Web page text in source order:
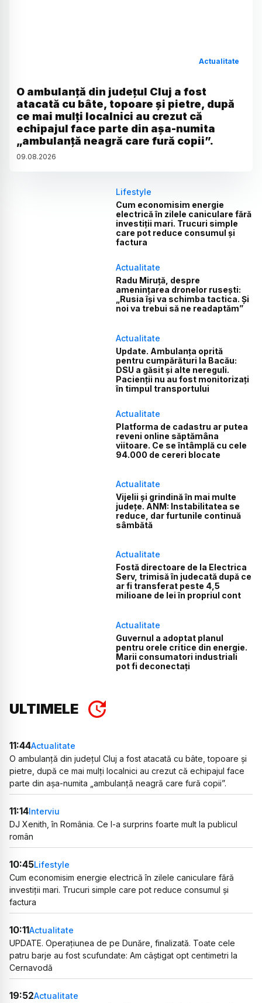
Actualitate
O ambulanță din județul Cluj a fost
atacată cu bâte, topoare și pietre, după
ce mai mulți localnici au crezut că
echipajul face parte din așa-numita
„ambulanță neagră care fură copii”.
09.08.2026
Lifestyle
Cum economisim energie
electrică în zilele caniculare fără
investiții mari. Trucuri simple
care pot reduce consumul și
factura
Actualitate
Radu Miruță, despre
amenințarea dronelor rusești:
„Rusia își va schimba tactica. Și
noi va trebui să ne readaptăm”
Actualitate
Update. Ambulanța oprită
pentru cumpărături la Bacău:
DSU a găsit și alte nereguli.
Pacienții nu au fost monitorizați
în timpul transportului
Actualitate
Platforma de cadastru ar putea
reveni online săptămâna
viitoare. Ce se întâmplă cu cele
94.000 de cereri blocate
Actualitate
Vijelii și grindină în mai multe
județe. ANM: Instabilitatea se
reduce, dar furtunile continuă
sâmbătă
Actualitate
Fostă directoare de la Electrica
Serv, trimisă în judecată după ce
ar fi transferat peste 4,5
milioane de lei în propriul cont
Actualitate
Guvernul a adoptat planul
pentru orele critice din energie.
Marii consumatori industriali
pot fi deconectați
ULTIMELE
11:44Actualitate
O ambulanță din județul Cluj a fost atacată cu bâte, topoare și
pietre, după ce mai mulți localnici au crezut că echipajul face
parte din așa-numita „ambulanță neagră care fură copii”.
11:14Interviu
DJ Xenith, în România. Ce l-a surprins foarte mult la publicul
român
10:45Lifestyle
Cum economisim energie electrică în zilele caniculare fără
investiții mari. Trucuri simple care pot reduce consumul și
factura
10:11Actualitate
UPDATE. Operațiunea de pe Dunăre, finalizată. Toate cele
patru barje au fost scufundate: Am câștigat opt centimetri la
Cernavodă
19:52Actualitate